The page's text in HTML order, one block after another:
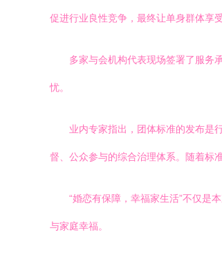
促进行业良性竞争，最终让单身群体享
多家与会机构代表现场签署了服务
忧。
业内专家指出，团体标准的发布是
督、公众参与的综合治理体系。随着标
“婚恋有保障，幸福家生活”不仅是
与家庭幸福。